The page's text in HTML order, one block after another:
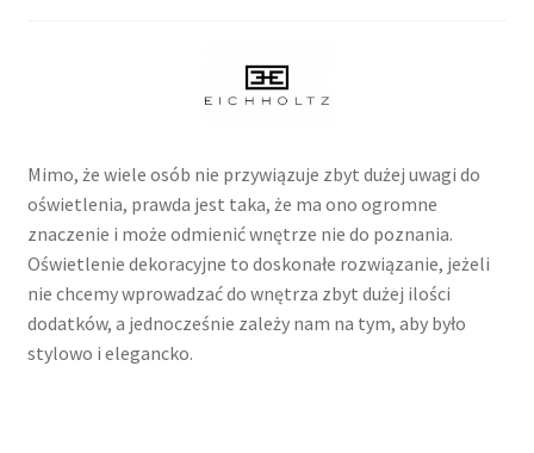
Mimo, że wiele osób nie przywiązuje zbyt dużej uwagi do
oświetlenia, prawda jest taka, że ma ono ogromne
znaczenie i może odmienić wnętrze nie do poznania.
Oświetlenie dekoracyjne to doskonałe rozwiązanie, jeżeli
nie chcemy wprowadzać do wnętrza zbyt dużej ilości
dodatków, a jednocześnie zależy nam na tym, aby było
stylowo i elegancko.